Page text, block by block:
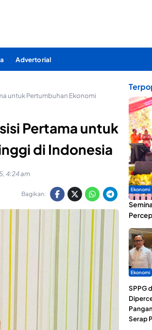
Advertorial
untuk Pertumbuhan Ekonomi
Pertama untuk
di Indonesia
4:24 am
Bagikan:
Ekonomi
Ekonomi
SPPG
Serap